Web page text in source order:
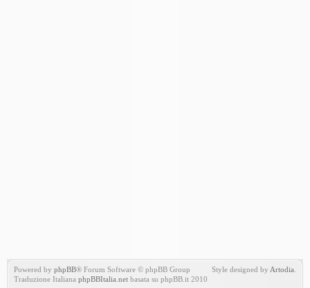
Powered by phpBB® Forum Software © phpBB Group
Traduzione Italiana phpBBItalia.net basata su phpBB.it 2010
Style designed by Artodia